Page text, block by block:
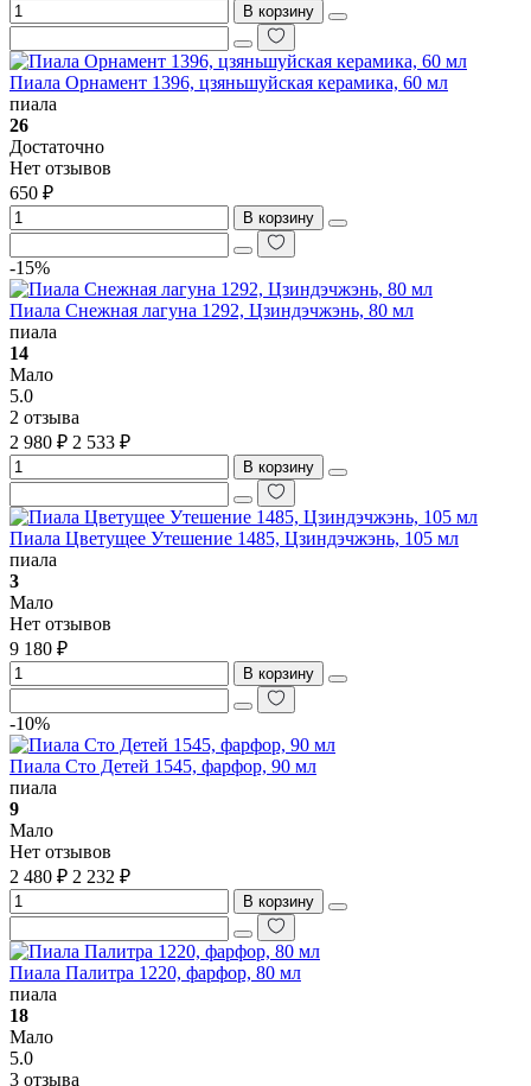
В корзину
Пиала Орнамент 1396, цзяньшуйская керамика, 60 мл
пиала
26
Достаточно
Нет отзывов
650 ₽
В корзину
-15%
Пиала Снежная лагуна 1292, Цзиндэчжэнь, 80 мл
пиала
14
Мало
5.0
2 отзыва
2 980 ₽ 2 533 ₽
В корзину
Пиала Цветущее Утешение 1485, Цзиндэчжэнь, 105 мл
пиала
3
Мало
Нет отзывов
9 180 ₽
В корзину
-10%
Пиала Сто Детей 1545, фарфор, 90 мл
пиала
9
Мало
Нет отзывов
2 480 ₽ 2 232 ₽
В корзину
Пиала Палитра 1220, фарфор, 80 мл
пиала
18
Мало
5.0
3 отзыва